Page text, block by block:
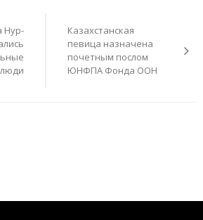
Нур-
Казахстанская
певица назначена
почетным послом
ЮНФПА Фонда ООН